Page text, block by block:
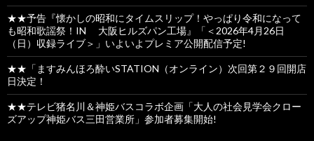
★★予告『懐かしの昭和にタイムスリップ！やっぱり令和になって
も昭和歌謡祭！IN 大阪ヒルズパン工場』「＜2026年4月26日
（日）収録ライブ＞」いよいよプレミア公開配信予定!
★★「ますみんほろ酔いSTATION（オンライン）次回第２９回開店
日決定！
★★テレビ猪名川＆神姫バスコラボ企画「大人の社会見学会クロー
ズアップ神姫バス三田営業所」参加者募集開始!